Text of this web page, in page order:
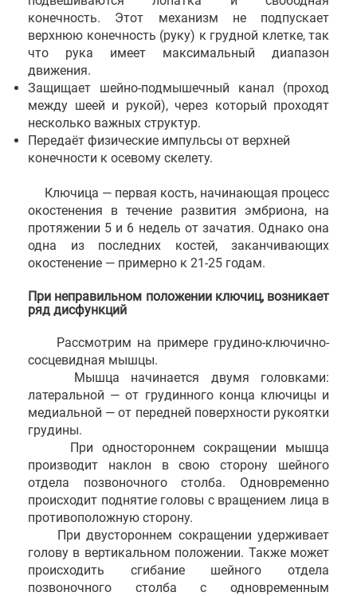
конечность. Этот механизм не подпускает
верхнюю конечность (руку) к грудной клетке, так
что рука имеет максимальный диапазон
движения.
Защищает шейно-подмышечный канал (проход
между шеей и рукой), через который проходят
несколько важных структур.
Передаёт физические импульсы от верхней
конечности к осевому скелету.
Ключица — первая кость, начинающая процесс
окостенения в течение развития эмбриона, на
протяжении 5 и 6 недель от зачатия. Однако она
одна из последних костей, заканчивающих
окостенение — примерно к 21-25 годам.
При неправильном положении ключиц, возникает
ряд дисфункций
Рассмотрим на примере грудино-ключично-
сосцевидная мышцы.
Мышца начинается двумя головками:
латеральной — от грудинного конца ключицы и
медиальной — от передней поверхности рукоятки
грудины.
При одностороннем сокращении мышца
производит наклон в свою сторону шейного
отдела позвоночного столба. Одновременно
происходит поднятие головы с вращением лица в
противоположную сторону.
При двустороннем сокращении удерживает
голову в вертикальном положении. Также может
происходить сгибание шейного отдела
позвоночного столба с одновременным